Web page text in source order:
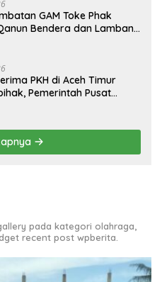
GAM Toke Phak
Bendera dan Lambang
PKH di Aceh Timur
Pemerintah Pusat
pada kategori olahraga,
recent post wpberita.